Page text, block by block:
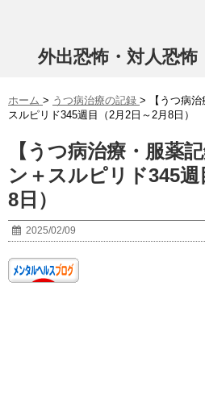
外出恐怖・対人恐怖
ホーム > うつ病治療の記録 >
【うつ病
スルピリド345週目（2月2日～2月8日）
【うつ病治療・服薬
ン＋スルピリド345週
8日）
2025/02/09